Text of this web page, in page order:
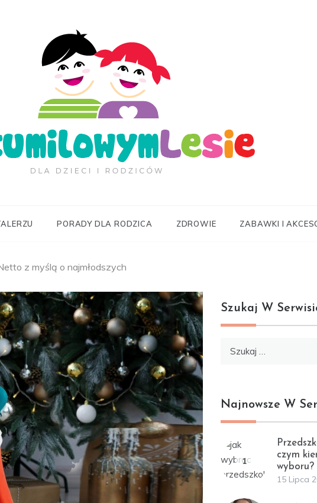
PORADY DLA RODZICA ZDROWIE ZABAWKI I
z myślą o najmłodszych
Szukaj W
Najnowsze W
1
czym
wyboru?
15 Lipca